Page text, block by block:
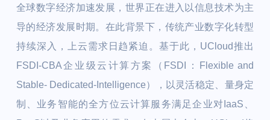
全球数字经济加速发展，世界正在进入以信息技术为主
导的经济发展时期。在此背景下，传统产业数字化转型
持续深入，上云需求日趋紧迫。基于此，UCloud推出
FSDI-CBA企业级云计算方案（FSDI：Flexible and
Stable- Dedicated-Intelligence），以灵活稳定、量身定
制、业务智能的全方位云计算服务满足企业对IaaS、